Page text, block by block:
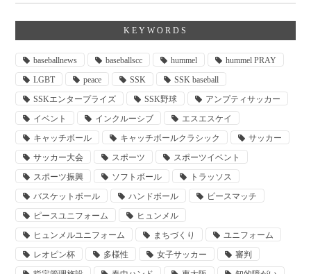
KEYWORDS
baseballnews baseballscc hummel
hummel PRAY
LGBT
peace SSK
SSK baseball
SSKエンタープライズ
SSK野球
アンプティサッカー
イベント
インクルーシブ
エスエスケイ
キャッチボール
キャッチボールクラシック
サッカー
サッカー大会
スポーツ
スポーツイベント
スポーツ振興
ソフトボール
トラッソス
バスケットボール
ハンドボール
ピースマッチ
ピースユニフォーム
ヒュンメル
ヒュンメルユニフォーム
まちづくり
ユニフォーム
レオピン杯
多様性 女子サッカー
審判